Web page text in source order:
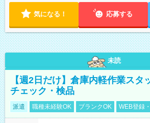
気になる！ 応募する
未読
【週2日だけ】倉庫内軽作業ス
チェック・検品
派遣 職種未経験OK ブランクOK WEB登録